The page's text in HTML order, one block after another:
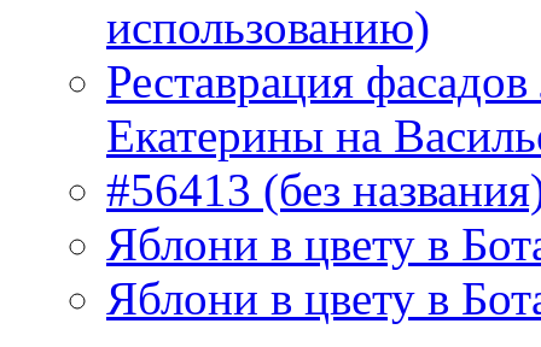
использованию)
Реставрация
Екатерины на
#56413 (без
Яблони в цвету в
Яблони в цвету в